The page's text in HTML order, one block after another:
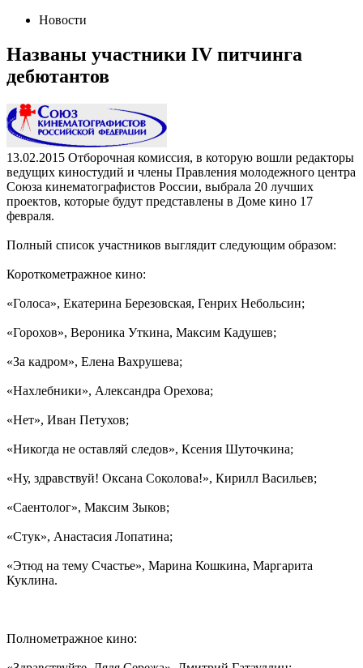
Новости
Названы участники IV питчинга
дебютантов
13.02.2015 Отборочная комиссия, в которую вошли редакторы
ведущих киностудий и члены Правления молодежного центра
Союза кинематографистов России, выбрала 20 лучших
проектов, которые будут представлены в Доме кино 17
февраля.
Полный список участников выглядит следующим образом:
Короткометражное кино:
«Голоса», Екатерина Березовская, Генрих Небольсин;
«Горохов», Вероника Уткина, Максим Кадушев;
«За кадром», Елена Вахрушева;
«Нахлебники», Александра Орехова;
«Нет», Иван Петухов;
«Никогда не оставляй следов», Ксения Шуточкина;
«Ну, здравствуй! Оксана Соколова!», Кирилл Васильев;
«Саентолог», Максим Зыков;
«Стук», Анастасия Лопатина;
«Этюд на тему Счастье», Марина Кошкина, Маргарита
Куклина.
Полнометражное кино: